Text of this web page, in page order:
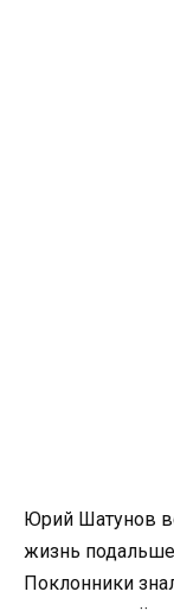
Юрий Шатунов
жизнь
Поклонники